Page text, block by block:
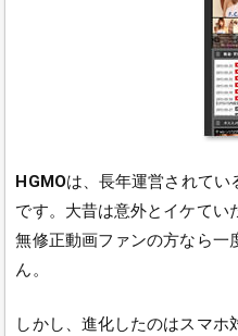
HGMOは、長年運営されてい
です。大昔は意外とイケてい
無修正動画ファンの方なら一
ん。
しかし、進化したのはスマホ